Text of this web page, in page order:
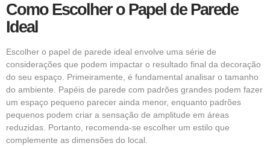
Como Escolher o Papel de Parede
Ideal
Escolher o papel de parede ideal envolve uma série de
considerações que podem impactar o resultado final da decoração
do seu espaço. Primeiramente, é fundamental analisar o tamanho
do ambiente. Papéis de parede com padrões grandes podem fazer
um espaço pequeno parecer ainda menor, enquanto padrões
pequenos podem criar a sensação de amplitude em áreas
reduzidas. Portanto, recomenda-se escolher um estilo que
complemente as dimensões do local.